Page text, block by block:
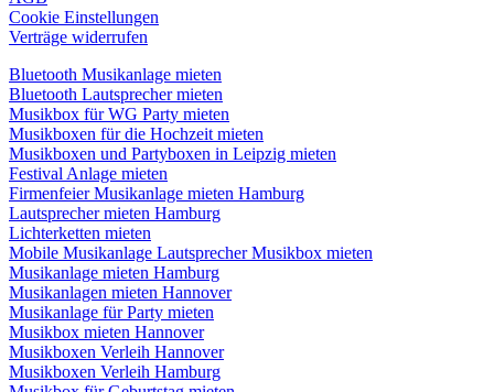
Cookie Einstellungen
Verträge widerrufen
Bluetooth Musikanlage mieten
Bluetooth Lautsprecher mieten
Musikbox für WG Party mieten
Musikboxen für die Hochzeit mieten
Musikboxen und Partyboxen in Leipzig mieten
Festival Anlage mieten
Firmenfeier Musikanlage mieten Hamburg
Lautsprecher mieten Hamburg
Lichterketten mieten
Mobile Musikanlage Lautsprecher Musikbox mieten
Musikanlage mieten Hamburg
Musikanlagen mieten Hannover
Musikanlage für Party mieten
Musikbox mieten Hannover
Musikboxen Verleih Hannover
Musikboxen Verleih Hamburg